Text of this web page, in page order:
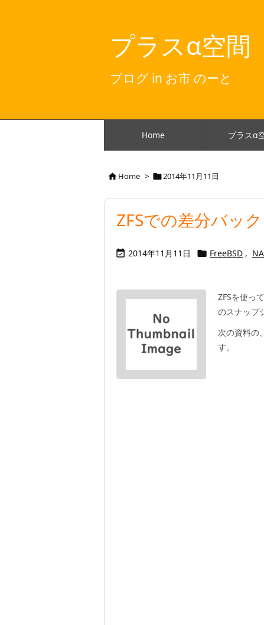
プラスα空間
ブログ in お市 のーと
Home プラスα
Home > 2014年11月11日
ZFSでの差分バッ
 2014年11月11日  FreeBSD ,
ZFSを使っ
のスナップ
次の資料の
す。